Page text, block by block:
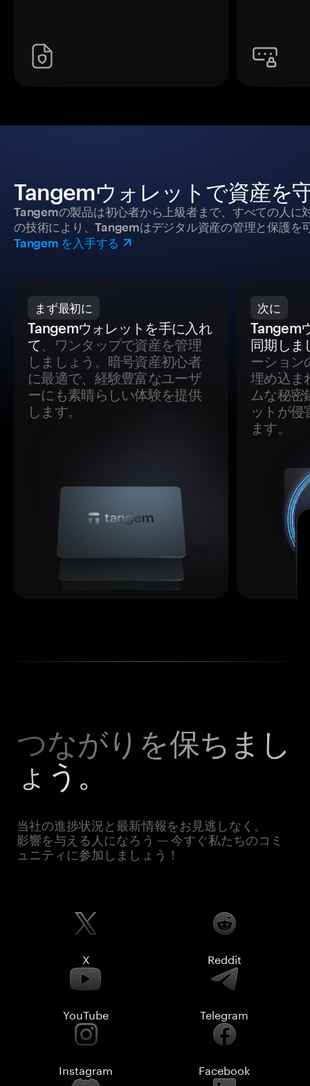
Tangemウォレットで資産を
Tangemの製品は初心者から上級者まで、すべての人に
の技術により、Tangemはデジタル資産の管理と保護を
Tangem を入手する
まず最初に
Tangemウォレットを手に入れ
て、ワンタップで資産を管理
しましょう。暗号資産初心者
に最適で、経験豊富なユーザ
ーにも素晴らしい体験を提供
します。
次に
Tangem
同期しま
ーション
埋め込ま
ムな秘密
ットが侵
ます。
つながりを保ちまし
ょう。
当社の進捗状況と最新情報をお見逃しなく。
影響を与える人になろう — 今すぐ私たちのコミ
ュニティに参加しましょう！
X Reddit
YouTube Telegram
Instagram Facebook